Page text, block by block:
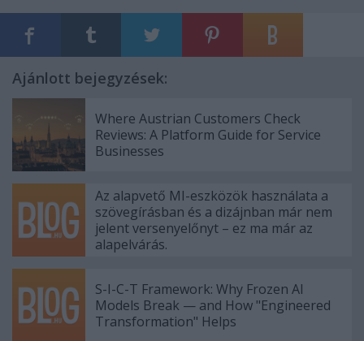
Ajánlott bejegyzések:
Where Austrian Customers Check
Reviews: A Platform Guide for Service
Businesses
Az alapvető MI-eszközök használata a
szövegírásban és a dizájnban már nem
jelent versenyelőnyt – ez ma már az
alapelvárás.
S-I-C-T Framework: Why Frozen AI
Models Break — and How "Engineered
Transformation" Helps